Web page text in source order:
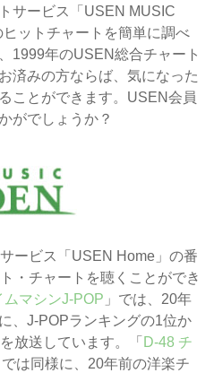
サービス「USEN MUSIC
ットチャートを簡単に調べ
1999年のUSEN総合チャート
済みの方ならば、気になった
ことができます。USEN会員
がでしょうか？
ービス「USEN Home」の番
・チャートを聴くことができ
ムマシンJ-POP 」では、20年
、J-POPランキングの1位か
放送しています。「 D-48 チ
では同様に、20年前の洋楽チ